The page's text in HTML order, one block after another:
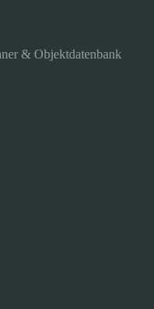
& Objektdatenbank